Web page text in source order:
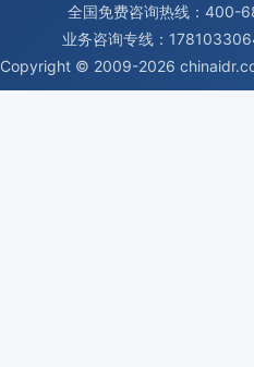
全国免费咨询热线：400-
业务咨询专线：
Copyright © 2009-2026